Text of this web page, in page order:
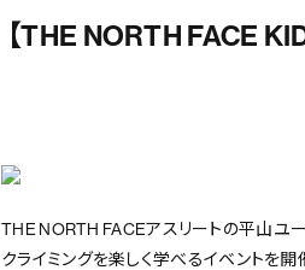
【THE NORTH FACE
THE NORTH FACEアスリートの平山ユ
クライミングを楽しく学べるイベントを開